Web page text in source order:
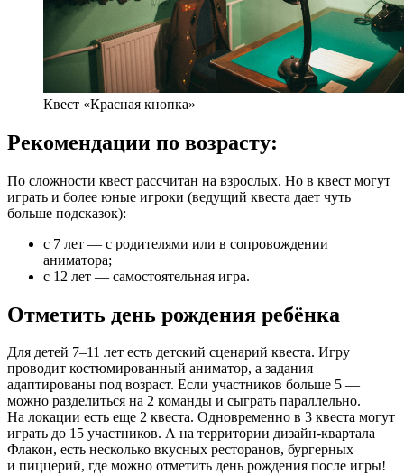
Квест «Красная кнопка»
Рекомендации по возрасту:
По сложности квест рассчитан на взрослых. Но в квест могут
играть и более юные игроки (ведущий квеста дает чуть
больше подсказок):
с 7 лет — с родителями или в сопровождении
аниматора;
с 12 лет — самостоятельная игра.
Отметить день рождения ребёнка
Для детей 7–11 лет есть детский сценарий квеста. Игру
проводит костюмированный аниматор, а задания
адаптированы под возраст. Если участников больше 5 —
можно разделиться на 2 команды и сыграть параллельно.
На локации есть еще 2 квеста. Одновременно в 3 квеста могут
играть до 15 участников. А на территории дизайн-квартала
Флакон, есть несколько вкусных ресторанов, бургерных
и пиццерий, где можно отметить день рождения после игры!